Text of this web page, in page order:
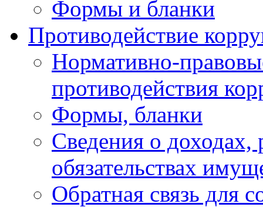
Формы и бланки
Противодействие
Нормативно-
противодействия
Формы, бланки
Сведения о доходах,
обязательствах
Обратная связь для